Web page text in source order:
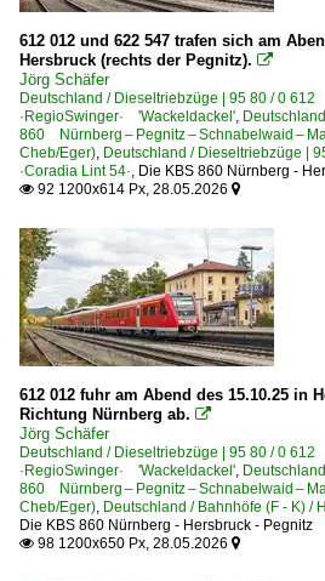
612 012 und 622 547 trafen sich am
Hersbruck (rechts der Pegnitz). 
Jörg Schäfer
Deutschland / Dieseltriebzüge | 95 80 / 0
·RegioSwinger· 'Wackeldackel',
860 Nürnberg – Pegnitz – Schnabelwaid –
Cheb/Eger), Deutschland / Dieseltriebzüge |
·Coradia Lint 54·, Die KBS 860 Nürnberg -
 92 1200x614 Px, 28.05.2026 
612 012 fuhr am Abend des 15.10.25 in
Richtung Nürnberg ab. 
Jörg Schäfer
Deutschland / Dieseltriebzüge | 95 80 / 0
·RegioSwinger· 'Wackeldackel',
860 Nürnberg – Pegnitz – Schnabelwaid –
Cheb/Eger), Deutschland / Bahnhöfe (F - K) /
Die KBS 860 Nürnberg - Hersbruck - Pegnitz
 98 1200x650 Px, 28.05.2026 